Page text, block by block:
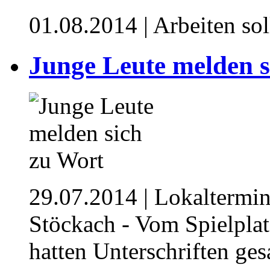
01.08.2014 | Arbeiten
Junge Leute melden
29.07.2014 |
Stöckach - Vom
hatten Unterschriften